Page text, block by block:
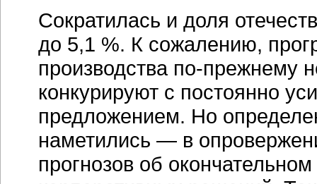
Сократилась и доля
до 5,1 %. К сожалению,
производства по-прежнему
конкурируют с постоянно
предложением. Но
наметились — в
прогнозов об